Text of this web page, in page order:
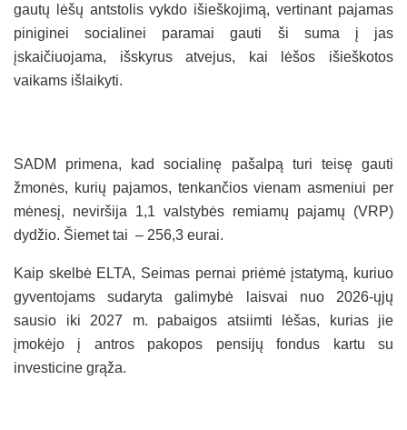
gautų lėšų antstolis vykdo išieškojimą, vertinant pajamas
piniginei socialinei paramai gauti ši suma į jas
įskaičiuojama, išskyrus atvejus, kai lėšos išieškotos
vaikams išlaikyti.
SADM primena, kad socialinę pašalpą turi teisę gauti
žmonės, kurių pajamos, tenkančios vienam asmeniui per
mėnesį, neviršija 1,1 valstybės remiamų pajamų (VRP)
dydžio. Šiemet tai – 256,3 eurai.
Kaip skelbė ELTA, Seimas pernai priėmė įstatymą, kuriuo
gyventojams sudaryta galimybė laisvai nuo 2026-ųjų
sausio iki 2027 m. pabaigos atsiimti lėšas, kurias jie
įmokėjo į antros pakopos pensijų fondus kartu su
investicine grąža.